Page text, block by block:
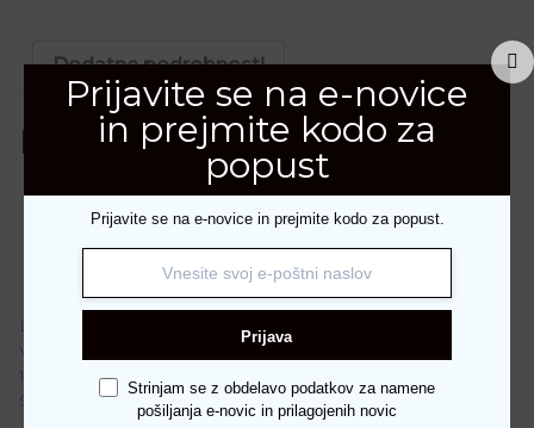
Dodatne podrobnosti
Dodatne podrobnosti
Številka
36, 37, 38, 39, 40, 41
DAREDA D.O.O.
Vodnikova 187
1000 Ljubljana
Slovenija
Prijavite se na e-novice
in prejmite kodo za
popust
Prijavite se na e-novice in prejmite kodo za popust.
Prijava
Strinjam se z obdelavo podatkov za namene
pošiljanja e-novic in prilagojenih novic